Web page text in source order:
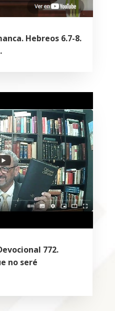
Hebreos 6.7-8.
772.
no seré